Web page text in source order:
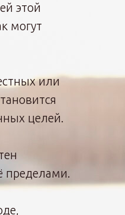
этой
могут
или
целей.
пределами.